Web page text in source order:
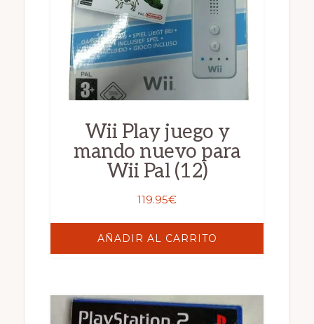
Wii Play juego y
mando nuevo para
Wii Pal (12)
119.95€
AÑADIR AL CARRITO